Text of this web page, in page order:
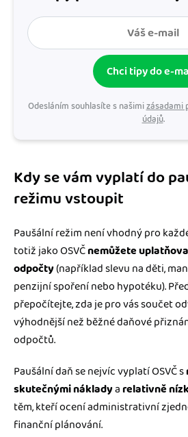
Chci tipy do e-
Odesláním souhlasíte s našimizásadami
údajů.
Kdy se vám vyplatí do
režimu vstoupit
Paušální režim není vhodný pro
totiž jako OSVČnemůžete
odpočty(například slevu na děti,
penzijní spoření nebo hypotéku).
přepočítejte, zda je pro vás součet
výhodnější než běžné daňové
odpočtů.
Paušální daň se nejvíc vyplatí OSVČ s
skutečnými nákladyarelativně
těm, kteří ocení administrativní
finanční plánování.